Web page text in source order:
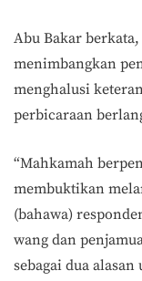
Abu Bakar
menimbangkan
menghalusi
perbicaraan
“Mahkamah
membuktikan
(bahawa)
wang dan
sebagai dua